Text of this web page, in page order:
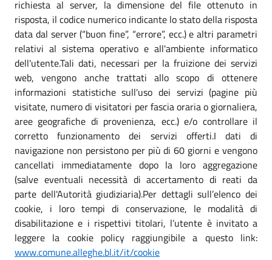
richiesta al server, la dimensione del file ottenuto in
risposta, il codice numerico indicante lo stato della risposta
data dal server (“buon fine”, “errore”, ecc.) e altri parametri
relativi al sistema operativo e all'ambiente informatico
dell'utente.Tali dati, necessari per la fruizione dei servizi
web, vengono anche trattati allo scopo di ottenere
informazioni statistiche sull'uso dei servizi (pagine più
visitate, numero di visitatori per fascia oraria o giornaliera,
aree geografiche di provenienza, ecc.) e/o controllare il
corretto funzionamento dei servizi offerti.I dati di
navigazione non persistono per più di 60 giorni e vengono
cancellati immediatamente dopo la loro aggregazione
(salve eventuali necessità di accertamento di reati da
parte dell'Autorità giudiziaria).Per dettagli sull’elenco dei
cookie, i loro tempi di conservazione, le modalità di
disabilitazione e i rispettivi titolari, l’utente è invitato a
leggere la cookie policy raggiungibile a questo link:
www.comune.alleghe.bl.it/it/cookie